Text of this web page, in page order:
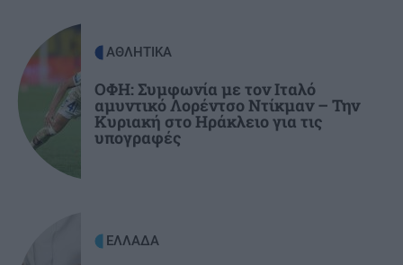
Σύλληψη 24χρονου στα Χανιά: Κράτησε
κλειδωμένη 17χρονη ανήλικη μέσα σε σπίτι
17:25
ΕΛΛΑΔΑ
Κιλκίς: Φωτιά σε χαμηλή βλάστηση στην
Ευκαρπία – Επιχειρούν και εναέρια μέσα
ΑΘΛΗΤΙΚΑ
ΟΦΗ: Συμφωνία με τον Ιταλό
αμυντικό Λορέντσο Ντίκμαν – Την
Κυριακή στο Ηράκλειο για τις
υπογραφές
ΕΛΛΑΔΑ